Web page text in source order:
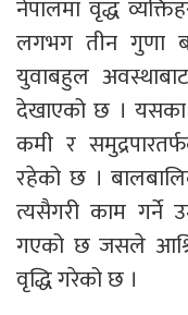
नेपालमा वृद्ध
लगभग तीन गुणा
युवाबहुल
देखाएको छ ।
कमी र
रहेको छ ।
त्यसैगरी काम
गएको छ जसले
वृद्धि गरेको छ ।